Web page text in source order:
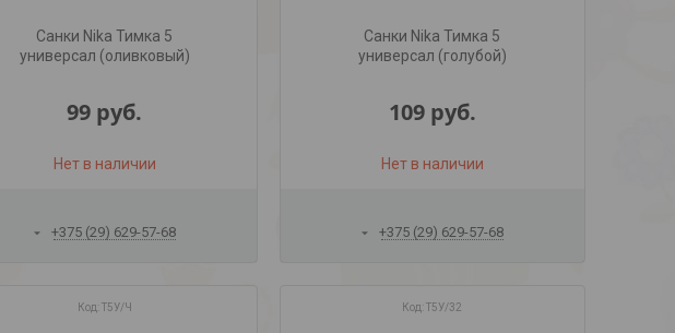
Санки Nika Тимка 5
универсал (оливковый)
99 руб.
Нет в наличии
+375 (29) 629-57-68
Санки Nika Тимка 5
универсал (голубой)
109 руб.
Нет в наличии
+375 (29) 629-57-68
Т5У/Ч Т5У/32